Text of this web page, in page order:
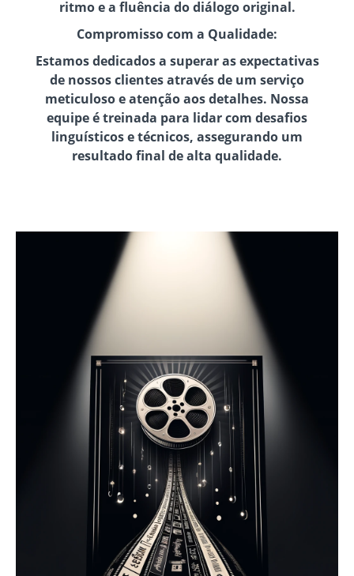
ritmo e a fluência do diálogo original.
Compromisso com a Qualidade:
Estamos dedicados a superar as expectativas
de nossos clientes através de um serviço
meticuloso e atenção aos detalhes. Nossa
equipe é treinada para lidar com desafios
linguísticos e técnicos, assegurando um
resultado final de alta qualidade.